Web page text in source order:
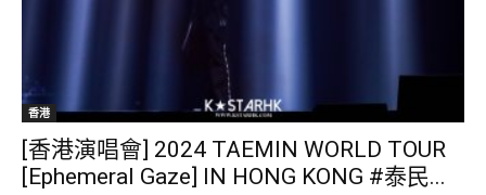
香港
[香港演唱會] 2024 TAEMIN WORLD TOUR
[Ephemeral Gaze] IN HONG KONG #泰民...